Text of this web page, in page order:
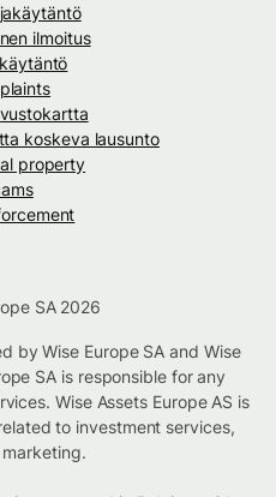
ilmoitus
koskeva lausunto
property
SA 2026
by Wise Europe SA and Wise
SA is responsible for any
Wise Assets Europe AS is
to investment services,